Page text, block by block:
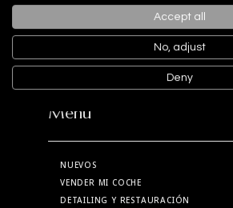
INSTAGRAM
YOUTUBE
LINKEDIN
Menú
NUEVOS
VENDER MI COCHE
DETAILING Y RESTAURACIÓN
Accept all
No, adjust
Deny